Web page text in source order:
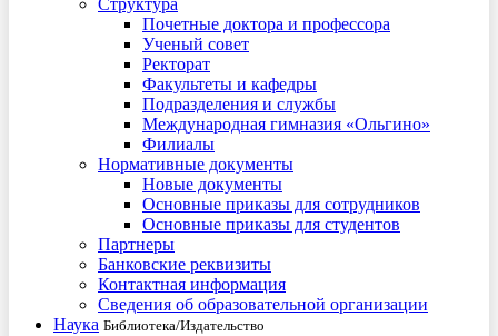
Структура
Почетные доктора и профессора
Ученый совет
Ректорат
Факультеты и кафедры
Подразделения и службы
Международная гимназия «Ольгино»
Филиалы
Нормативные документы
Новые документы
Основные приказы для сотрудников
Основные приказы для студентов
Партнеры
Банковские реквизиты
Контактная информация
Сведения об образовательной организации
Наука Библиотека/Издательство